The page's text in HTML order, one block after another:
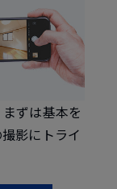
ずは基本を
影にトライ